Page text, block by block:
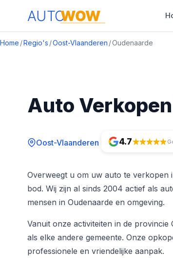
Home /Regio's /Oost-Vlaanderen /Oudenaarde
Auto
Oost-Vlaanderen 4.7
Overweegt u om uw auto te verkopen
bod. Wij zijn al sinds 2004 actief als
mensen in Oudenaarde en omgeving.
Vanuit onze activiteiten in de provincie
als elke andere gemeente. Onze
professionele en vriendelijke aanpak.